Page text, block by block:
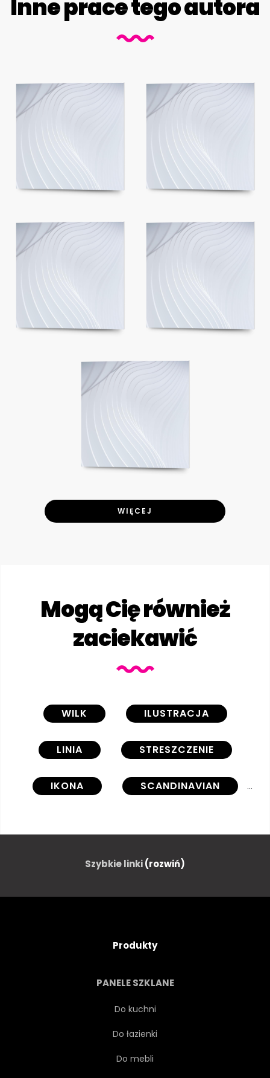
Inne prace tego autora
WIĘCEJ
Mogą Cię również
zaciekawić
WILK ILUSTRACJA
LINIA STRESZCZENIE
IKONA SCANDINAVIAN
TYGRYS PAPIER
KSZTAŁT
Szybkie linki(rozwiń)
Produkty
PANELE SZKLANE
Do kuchni
Do łazienki
Do mebli